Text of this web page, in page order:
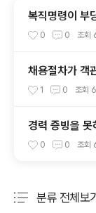
복직명령이 부
진정성을 인정
0 0 조회
채용절차가 객
하고, 채용절차
지법 2018가
1 0 조회 6
경력 증빙을 못
시용기간을 부
0 0 조회
분류 전체보